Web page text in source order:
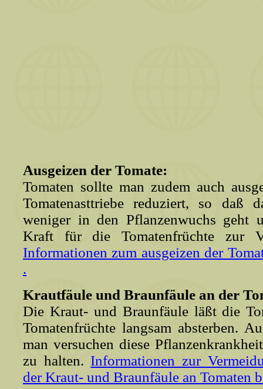
Ausgeizen der Tomate:
Tomaten sollte man zudem auch
Tomatenasttriebe reduziert, so daß
weniger in den Pflanzenwuchs geht
Kraft für die Tomatenfrüchte zur
Informationen zum ausgeizen der
.
Krautfäule und Braunfäule an der
Die Kraut- und Braunfäule läßt die
Tomatenfrüchte langsam absterben.
man versuchen diese
zu halten. Informationen zur
der Kraut- und Braunfäule an Tomaten